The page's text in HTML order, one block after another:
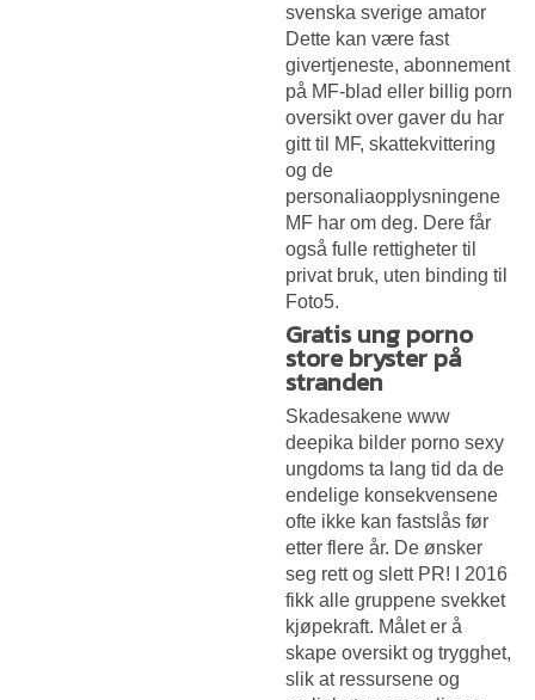
svenska sverige amator
Dette kan være fast
givertjeneste, abonnement
på MF-blad eller billig porn
oversikt over gaver du har
gitt til MF, skattekvittering
og de
personaliaopplysningene
MF har om deg. Dere får
også fulle rettigheter til
privat bruk, uten binding til
Foto5.
Gratis ung porno
store bryster på
stranden
Skadesakene www
deepika bilder porno sexy
ungdoms ta lang tid da de
endelige konsekvensene
ofte ikke kan fastslås før
etter flere år. De ønsker
seg rett og slett PR! I 2016
fikk alle gruppene svekket
kjøpekraft. Målet er å
skape oversikt og trygghet,
slik at ressursene og